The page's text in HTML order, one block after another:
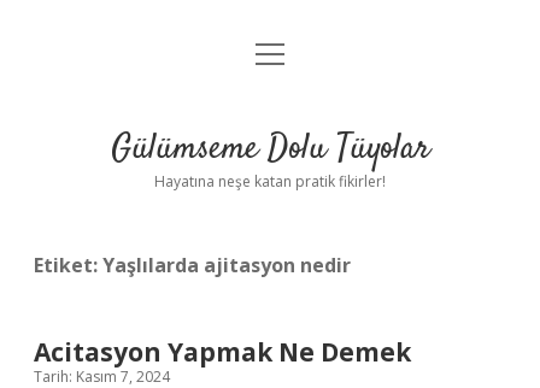
Anasayfa
Yasal Uyarı
menüyü
Gülümseme Dolu Tüyolar
Hayatına neşe katan pratik fikirler!
Etiket:Yaşlılarda ajitasyon nedir
Acitasyon Yapmak Ne Demek
Tarih: Kasım 7, 2024